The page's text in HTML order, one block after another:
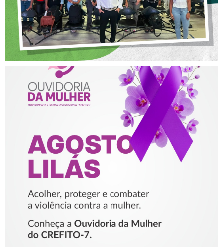
AGOSTO LILÁS – ACOLHER,
PROTEGER E COMBATER A
VIOLÊNCIA CONTRA A
MULHER